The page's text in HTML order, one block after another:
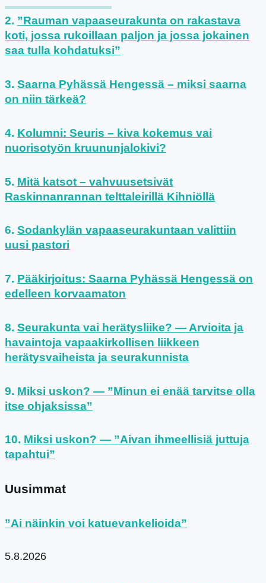
”Rauman vapaaseurakunta on rakastava
koti, jossa rukoillaan paljon ja jossa jokainen
saa tulla kohdatuksi”
Saarna Pyhässä Hengessä – miksi saarna
on niin tärkeä?
Kolumni: Seuris – kiva kokemus vai
nuorisotyön kruununjalokivi?
Mitä katsot – vahvuusetsivät
Raskinnanrannan telttaleirillä Kihniöllä
Sodankylän vapaaseurakuntaan valittiin
uusi pastori
Pääkirjoitus: Saarna Pyhässä Hengessä on
edelleen korvaamaton
Seurakunta vai herätysliike? — Arvioita ja
havaintoja vapaakirkollisen liikkeen
herätysvaiheista ja seurakunnista
Miksi uskon? — ”Minun ei enää tarvitse olla
itse ohjaksissa”
Miksi uskon? — ”Aivan ihmeellisiä juttuja
tapahtui”
Uusimmat
”Ai näinkin voi katuevankelioida”
5.8.2026